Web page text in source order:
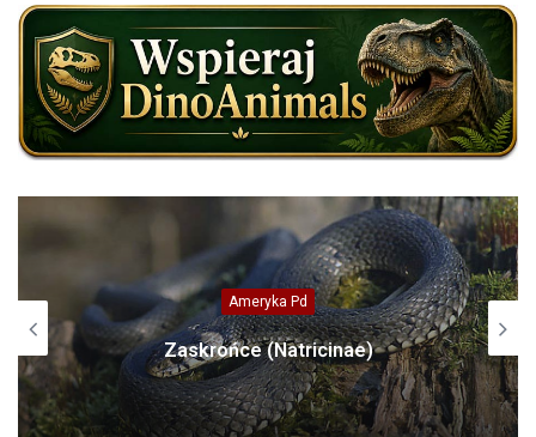
Ameryka Pn
Pizzly – hybryda niedźwiedzia polarnego
i grizli